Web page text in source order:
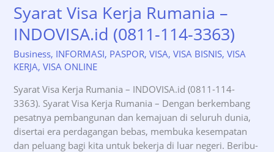
Syarat Visa Kerja Rumania –
INDOVISA.id (0811-114-3363)
Business, INFORMASI, PASPOR,VISA,VISA BISNIS,VISA
KERJA,VISA ONLINE
Syarat Visa Kerja Rumania – INDOVISA.id (0811-114-
3363). Syarat Visa Kerja Rumania – Dengan berkembang
pesatnya pembangunan dan kemajuan di seluruh dunia,
disertai era perdagangan bebas, membuka kesempatan
dan peluang bagi kita untuk bekerja di luar negeri. Beribu-